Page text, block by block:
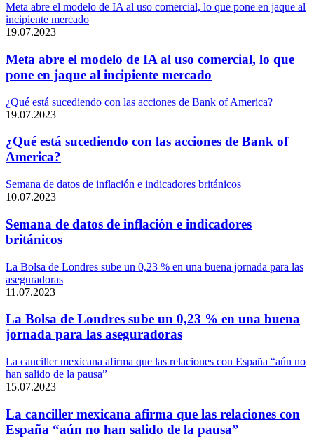
Meta abre el modelo de IA al uso comercial, lo que pone en jaque al
incipiente mercado
19.07.2023
Meta abre el modelo de IA al uso comercial, lo que
pone en jaque al incipiente mercado
¿Qué está sucediendo con las acciones de Bank of America?
19.07.2023
¿Qué está sucediendo con las acciones de Bank of
America?
Semana de datos de inflación e indicadores británicos
10.07.2023
Semana de datos de inflación e indicadores
británicos
La Bolsa de Londres sube un 0,23 % en una buena jornada para las
aseguradoras
11.07.2023
La Bolsa de Londres sube un 0,23 % en una buena
jornada para las aseguradoras
La canciller mexicana afirma que las relaciones con España “aún no
han salido de la pausa”
15.07.2023
La canciller mexicana afirma que las relaciones con
España “aún no han salido de la pausa”